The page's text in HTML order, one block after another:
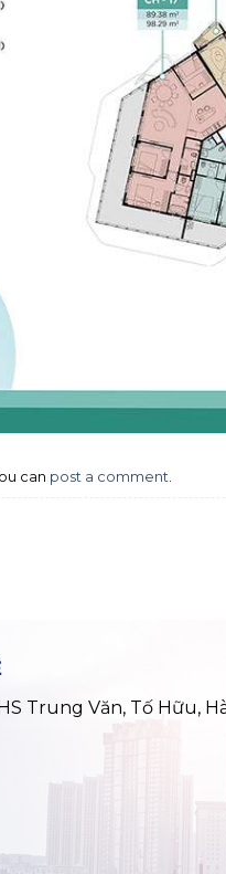
can post a comment.
Trung Văn, Tố Hữu,